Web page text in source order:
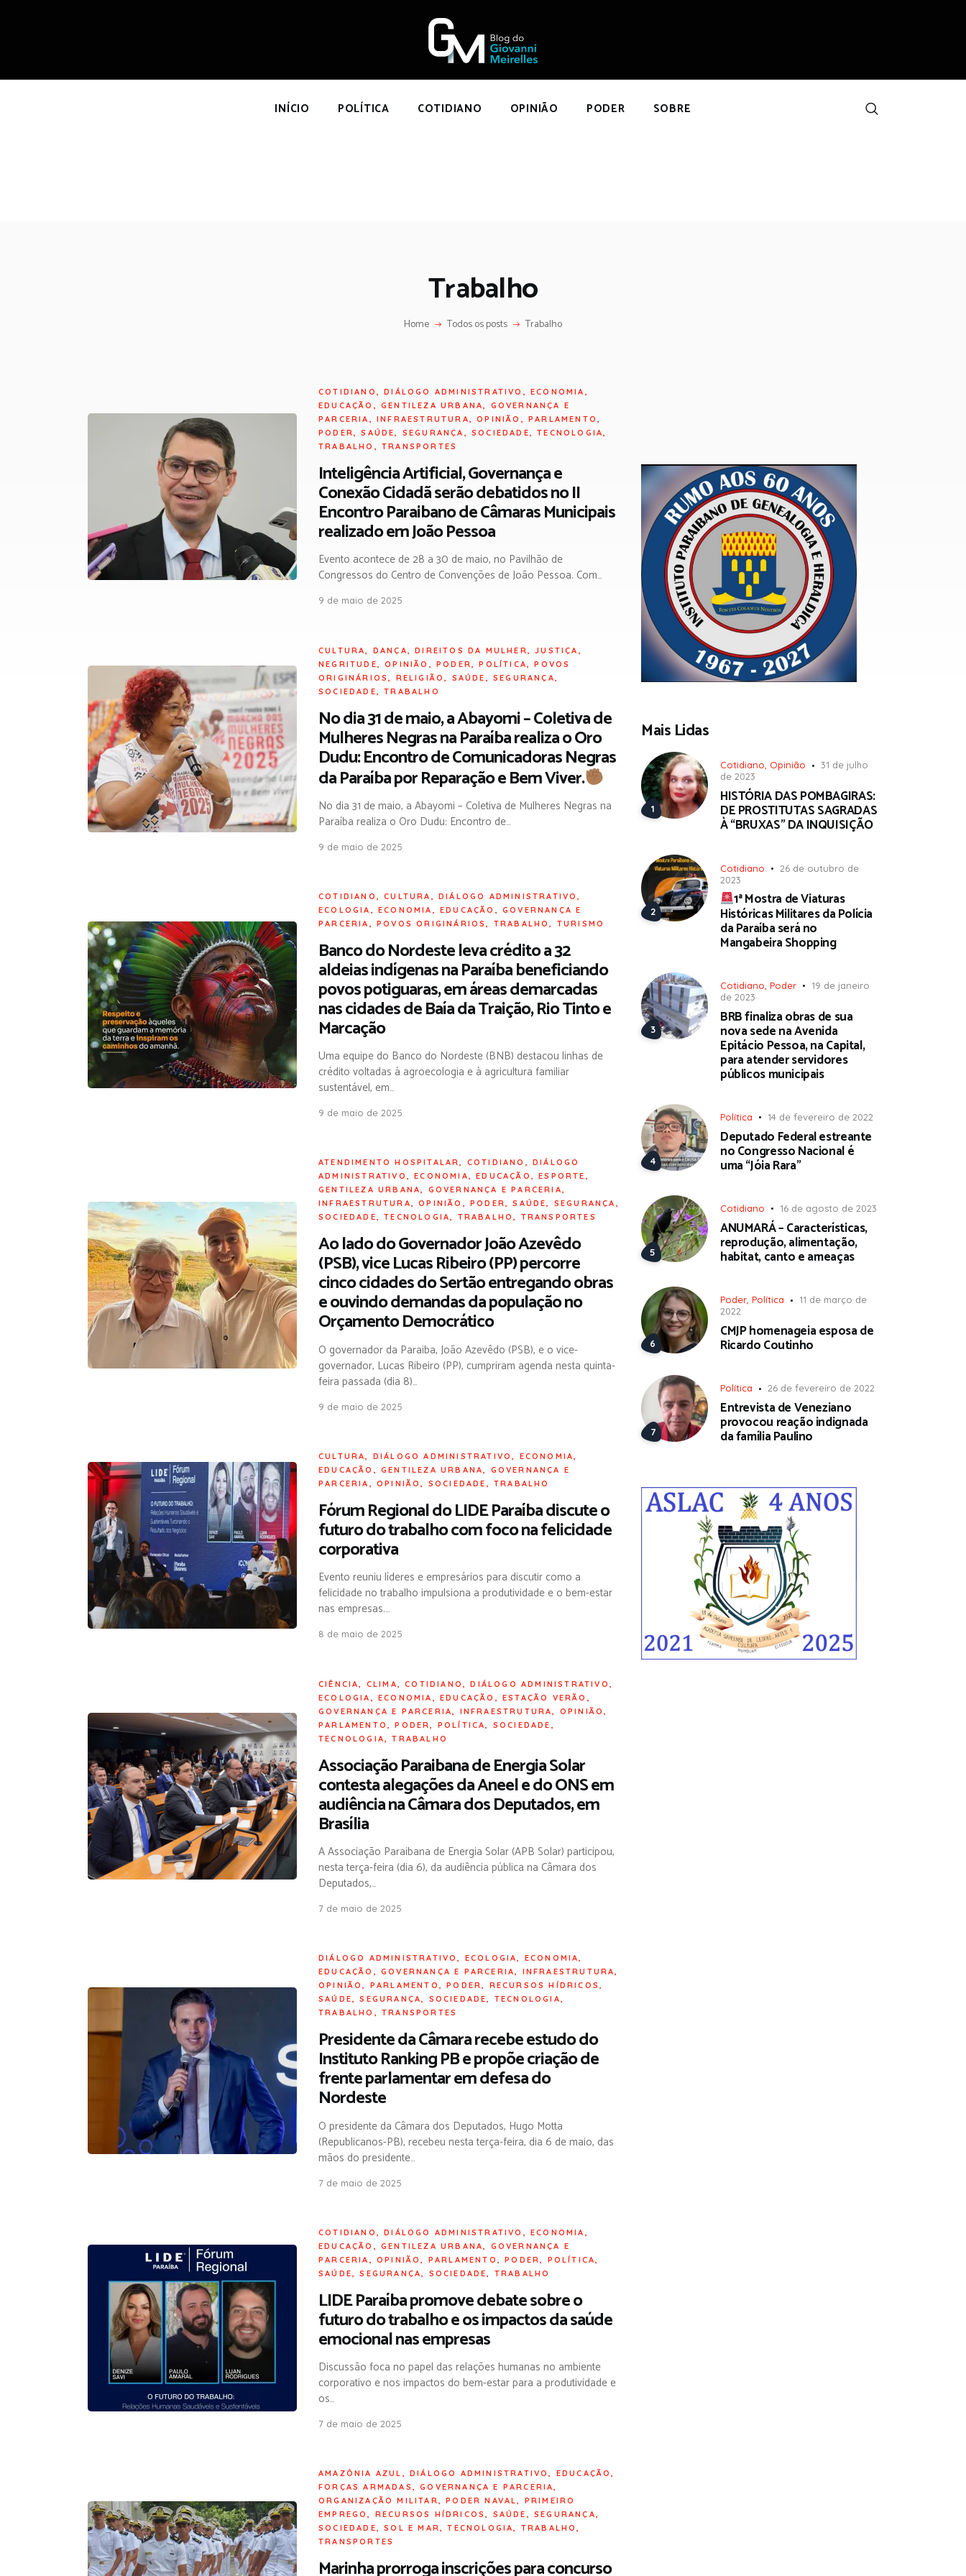
INÍCIO POLÍTICA COTIDIANO OPINIÃO PODER SOBRE
Trabalho
Home Todos os posts Trabalho
COTIDIANO
OPINIÃO
COTIDIANO ,DIÁLOGO ADMINISTRATIVO ,ECONOMIA ,
EDUCAÇÃO ,GENTILEZA URBANA, GOVERNANÇA E
PARCERIA ,INFRAESTRUTURA,OPINIÃO ,PARLAMENTO,
PODER,SAÚDE, SEGURANÇA ,SOCIEDADE,TECNOLOGIA,
TRABALHO ,TRANSPORTES
Inteligência Artificial, Governança e
Conexão Cidadã serão debatidos no II
Encontro Paraibano de Câmaras Municipais
realizado em João Pessoa
Evento acontece de 28 a 30 de maio, no Pavilhão de
Congressos do Centro de Convenções de João Pessoa. Com…
9 de maio de 2025
CULTURA DANÇA ,DIREITOS DA MULHER ,JUSTIÇA
NEGRITUDE
,OPINIÃO ,PODER ,POLÍTICA ,POVOS
ORIGINÁRIOS
RELIGIÃO SAÚDE ,SEGURANÇA
SOCIEDADE
,TRABALHO
No dia 31 de maio, a Abayomi – Coletiva de
Mulheres Negras na Paraíba realiza o Oro
Dudu: Encontro de Comunicadoras Negras
da Paraíba por Reparação e Bem Viver.
No dia 31 de maio, a Abayomi – Coletiva de Mulheres Negras na
Paraíba realiza o Oro Dudu: Encontro de…
9 de maio de 2025
COTIDIANO ,CULTURA ,DIÁLOGO ADMINISTRATIVO
ECOLOGIA
,ECONOMIA ,EDUCAÇÃO ,GOVERNANÇA E
PARCERIA
,POVOS ORIGINÁRIOS TRABALHO TURISMO
Banco do Nordeste leva crédito a 32
aldeias indígenas na Paraíba beneficiando
povos potiguaras, em áreas demarcadas
nas cidades de Baía da Traição, Rio Tinto e
Marcação
Uma equipe do Banco do Nordeste (BNB) destacou linhas de
crédito voltadas à agroecologia e à agricultura familiar
sustentável, em…
9 de maio de 2025
ATENDIMENTO HOSPITALAR, COTIDIANO ,DIÁLOGO
ADMINISTRATIVO ,ECONOMIA,EDUCAÇÃO ,ESPORTE ,
GENTILEZA URBANA, GOVERNANÇA E PARCERIA,
INFRAESTRUTURA,OPINIÃO ,PODER,SAÚDE, SEGURANÇA ,
SOCIEDADE,TECNOLOGIA, TRABALHO, TRANSPORTES
Ao lado do Governador João Azevêdo
(PSB), vice Lucas Ribeiro (PP) percorre
cinco cidades do Sertão entregando obras
e ouvindo demandas da população no
Orçamento Democrático
O governador da Paraiba, João Azevêdo (PSB), e o vice-
governador, Lucas Ribeiro (PP), cumpriram agenda nesta quinta-
feira passada (dia 8)…
9 de maio de 2025
CULTURA, DIÁLOGO ADMINISTRATIVO, ECONOMIA,
EDUCAÇÃO ,GENTILEZA URBANA, GOVERNANÇA E
PARCERIA ,OPINIÃO, SOCIEDADE ,TRABALHO
Fórum Regional do LIDE Paraíba discute o
futuro do trabalho com foco na felicidade
corporativa
Evento reuniu líderes e empresários para discutir como a
felicidade no trabalho impulsiona a produtividade e o bem-estar
nas empresas.…
8 de maio de 2025
CIÊNCIA CLIMA ,COTIDIANO ,DIÁLOGO ADMINISTRATIVO
ECOLOGIA
,ECONOMIA ,EDUCAÇÃO ,ESTAÇÃO VERÃO
GOVERNANÇA E PARCERIA
INFRAESTRUTURA OPINIÃO
PARLAMENTO
,PODER POLÍTICA SOCIEDADE
TECNOLOGIA
,TRABALHO
Associação Paraibana de Energia Solar
contesta alegações da Aneel e do ONS em
audiência na Câmara dos Deputados, em
Brasília
A Associação Paraibana de Energia Solar (APB Solar) participou,
nesta terça-feira (dia 6), da audiência pública na Câmara dos
Deputados,…
7 de maio de 2025
DIÁLOGO ADMINISTRATIVO, ECOLOGIA, ECONOMIA,
EDUCAÇÃO ,GOVERNANÇA E PARCERIA, INFRAESTRUTURA,
OPINIÃO, PARLAMENTO ,PODER, RECURSOS HÍDRICOS,
SAÚDE,SEGURANÇA, SOCIEDADE, TECNOLOGIA,
TRABALHO ,TRANSPORTES
Presidente da Câmara recebe estudo do
Instituto Ranking PB e propõe criação de
frente parlamentar em defesa do
Nordeste
O presidente da Câmara dos Deputados, Hugo Motta
(Republicanos-PB), recebeu nesta terça-feira, dia 6 de maio, das
mãos do presidente…
7 de maio de 2025
COTIDIANO ,DIÁLOGO ADMINISTRATIVO ,ECONOMIA
EDUCAÇÃO
,GENTILEZA URBANA
GOVERNANÇA E
PARCERIA
,OPINIÃO PARLAMENTO ,PODER POLÍTICA
SAÚDE
,SEGURANÇA SOCIEDADE TRABALHO
LIDE Paraíba promove debate sobre o
futuro do trabalho e os impactos da saúde
emocional nas empresas
Discussão foca no papel das relações humanas no ambiente
corporativo e nos impactos do bem-estar para a produtividade e
os…
7 de maio de 2025
AMAZÔNIA AZUL ,DIÁLOGO ADMINISTRATIVO, EDUCAÇÃO,
FORÇAS ARMADAS ,GOVERNANÇA E PARCERIA,
ORGANIZAÇÃO MILITAR,PODER NAVAL, PRIMEIRO
EMPREGO, RECURSOS HÍDRICOS, SAÚDE ,SEGURANÇA,
SOCIEDADE,SOL E MAR,TECNOLOGIA, TRABALHO,
TRANSPORTES
Marinha prorroga inscrições para concurso
Mais Lidas
Cotidiano, Opinião
31 de julho
de 2023
HISTÓRIA DAS POMBAGIRAS:
DE PROSTITUTAS SAGRADAS
À “BRUXAS” DA INQUISIÇÃO
Cotidiano
26 de outubro de
2023
1ª Mostra de Viaturas
Históricas Militares da Polícia
da Paraíba será no
Mangabeira Shopping
Cotidiano Poder
19 de janeiro
de 2023
BRB finaliza obras de sua
nova sede na Avenida
Epitácio Pessoa, na Capital,
para atender servidores
públicos municipais
Política 14 de fevereiro de 2022
Deputado Federal estreante
no Congresso Nacional é
uma “Jóia Rara”
Cotidiano 16 de agosto de 2023
ANUMARÁ – Características,
reprodução, alimentação,
habitat, canto e ameaças
Poder, Política
11 de março de
2022
CMJP homenageia esposa de
Ricardo Coutinho
Política 26 de fevereiro de 2022
Entrevista de Veneziano
provocou reação indignada
da família Paulino